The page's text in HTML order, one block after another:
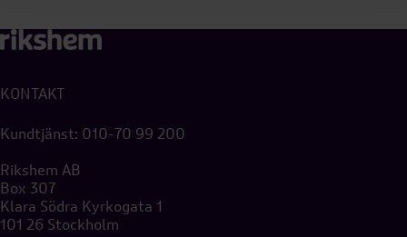
KONTAKT
Kundtjänst: 010-70 99 200
Rikshem AB
Box 307
Klara Södra Kyrkogata 1
101 26 Stockholm